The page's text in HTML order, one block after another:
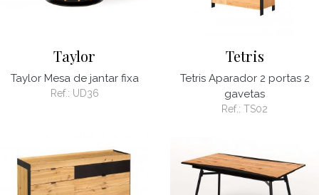
Taylor
Taylor Mesa de jantar fixa
Ref.: UD36
Tetris
Tetris Aparador 2 portas 2
gavetas
Ref.: TS02